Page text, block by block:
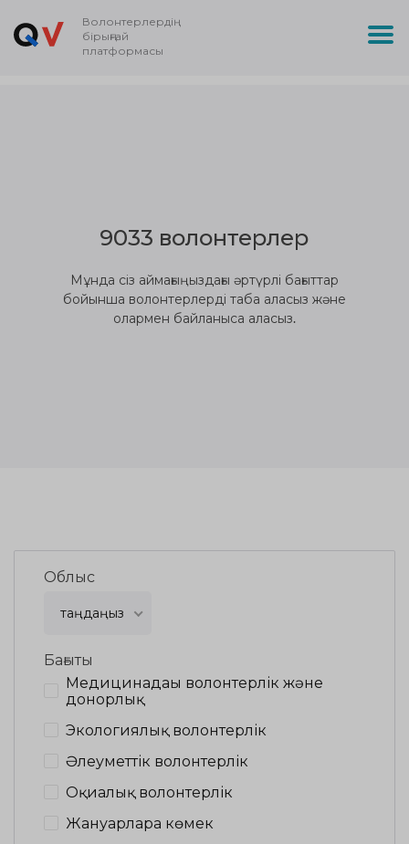
Волонтерлердің
бірыңғай
платформасы
9033 волонтерлер
Мұнда сіз аймағыңыздағы әртүрлі бағыттар
бойынша волонтерлерді таба аласыз және
олармен байланыса аласыз.
Облыс
таңдаңыз
Бағыты
Медицинадағы волонтерлік және
донорлық
Экологиялық волонтерлік
Әлеуметтік волонтерлік
Оқиғалық волонтерлік
Жануарларға көмек